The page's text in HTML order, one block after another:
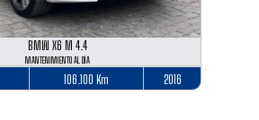
BMW X6 M 4.4
MANTENIMIENTO AL DÍA
106.100 Km 2016